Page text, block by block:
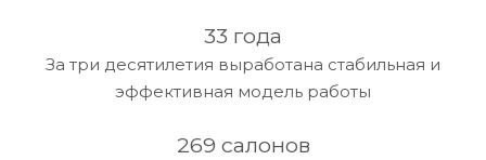
33 года
За три десятилетия выработана стабильная и
эффективная модель работы
269 салонов